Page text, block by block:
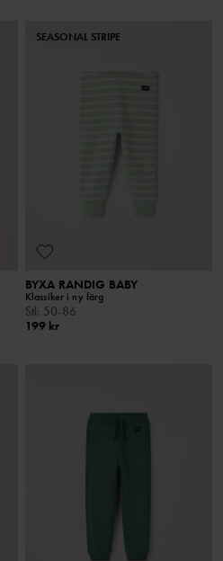
SEASONAL STRIPE
BYXA RANDIG BABY
Klassiker i ny färg
Stl: 50-86
199 kr